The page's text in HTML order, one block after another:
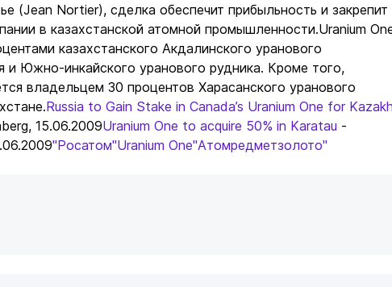
(Jean Nortier), сделка обеспечит прибыльность и закрепит
в казахстанской атомной промышленности.Uranium
казахстанского Акдалинского уранового
и Южно-инкайского уранового рудника. Кроме того,
владельцем 30 процентов Харасанского уранового
Russia to Gain Stake in Canada’s Uranium One for
15.06.2009Uranium One to acquire 50% in Karatau -
"Росатом"Uranium One"Атомредметзолото"